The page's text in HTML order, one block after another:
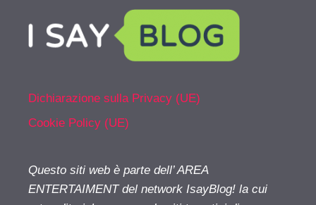
Dichiarazione sulla Privacy (UE)
Cookie Policy (UE)
Questo siti web è parte dell’ AREA
ENTERTAIMENT del network IsayBlog! la cui